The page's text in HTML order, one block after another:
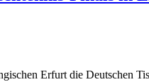
Erfurt die Deutschen